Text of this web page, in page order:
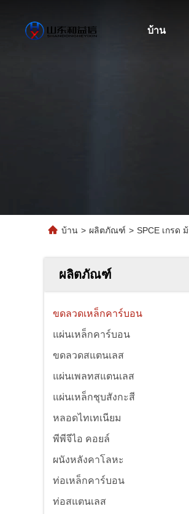
บ้าน
บ้าน > ผลิตภัณฑ์ > SPCE เกรด
ผลิตภัณฑ์
ขดลวดเหล็กคาร์บอน
แผ่นเหล็กคาร์บอน
ขดลวดสแตนเลส
แผ่นเพลทสแตนเลส
แผ่นเหล็กชุบสังกะสี
หลอดไทเทเนียม
พีพีจีไอ คอยล์
ผนังหลังคาโลหะ
ท่อเหล็กคาร์บอน
ท่อสแตนเลส